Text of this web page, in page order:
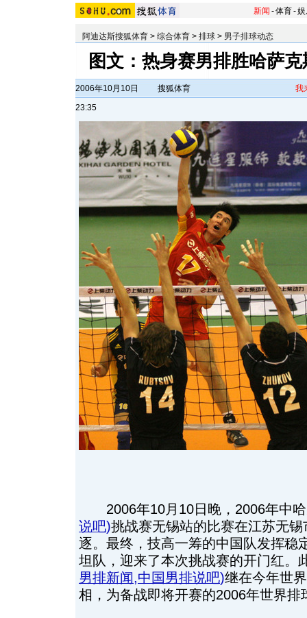
新闻 -体育-
阿迪达斯搜狐体育 > 综合体育 > 排球 > 男子排球动态
图文：热身赛男排胜哈萨
2006年10月10日
23:35
搜狐体育 我
2006年10月10日晚，2006年中
说吧)挑战赛无锡站的比赛在江苏无
逐。最终，技高一筹的中国队发挥稳
坦队，迎来了本次挑战赛的开门红。
男排新闻,中国男排说吧)继在今年世
相，为备战即将开赛的2006年世界排